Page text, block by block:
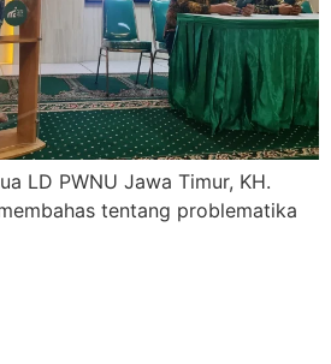
LD PWNU Jawa Timur, KH.
tentang problematika